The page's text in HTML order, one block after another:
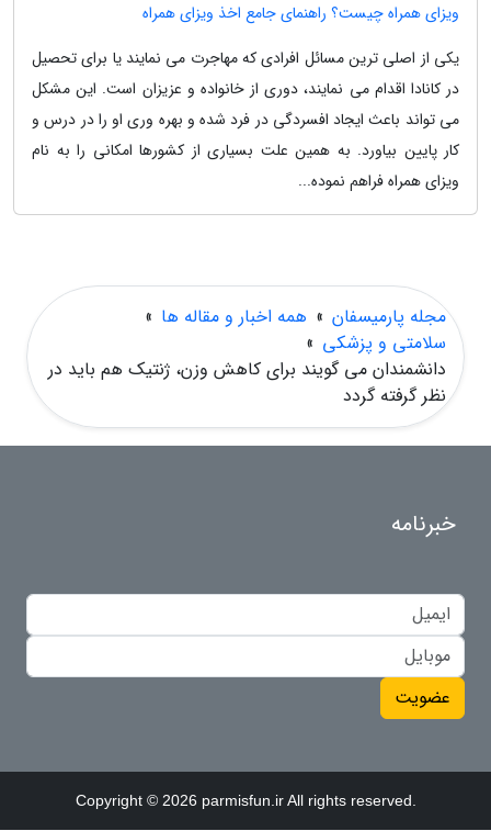
ویزای همراه چیست؟ راهنمای جامع اخذ ویزای همراه
یکی از اصلی ترین مسائل افرادی که مهاجرت می نمایند یا برای تحصیل
در کانادا اقدام می نمایند، دوری از خانواده و عزیزان است. این مشکل
می تواند باعث ایجاد افسردگی در فرد شده و بهره وری او را در درس و
کار پایین بیاورد. به همین علت بسیاری از کشورها امکانی را به نام
ویزای همراه فراهم نموده...
مجله پارمیسفان » همه اخبار و مقاله ها »
سلامتی و پزشکی »
دانشمندان می گویند برای کاهش وزن، ژنتیک هم باید در
نظر گرفته گردد
خبرنامه
عضویت
Copyright © 2026 parmisfun.ir All rights reserved.